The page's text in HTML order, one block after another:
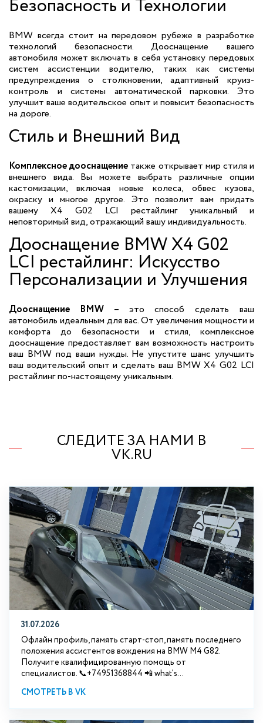
Безопасность и Технологии
BMW всегда стоит на передовом рубеже в разработке
технологий безопасности. Дооснащение вашего
автомобиля может включать в себя установку передовых
систем ассистенции водителю, таких как системы
предупреждения о столкновении, адаптивный круиз-
контроль и системы автоматической парковки. Это
улучшит ваше водительское опыт и повысит безопасность
на дороге.
Стиль и Внешний Вид
Комплексное дооснащение также открывает мир стиля и
внешнего вида. Вы можете выбрать различные опции
кастомизации, включая новые колеса, обвес кузова,
окраску и многое другое. Это позволит вам придать
вашему X4 G02 LCI рестайлинг уникальный и
неповторимый вид, отражающий вашу индивидуальность.
Дооснащение BMW X4 G02
LCI рестайлинг: Искусство
Персонализации и Улучшения
Дооснащение BMW– это способ сделать ваш
автомобиль идеальным для вас. От увеличения мощности и
комфорта до безопасности и стиля, комплексное
дооснащение предоставляет вам возможность настроить
ваш BMW под ваши нужды. Не упустите шанс улучшить
ваш водительский опыт и сделать ваш BMW X4 G02 LCI
рестайлинг по-настоящему уникальным.
СЛЕДИТЕ ЗА НАМИ В
VK.RU
31.07.2026
Офлайн профиль, память старт-стоп, память последнего
положения ассистентов вождения на BMW М4 G82.
Получите квалифицированную помощь от
специалистов. 📞+74951368844 📲 what's...
СМОТРЕТЬ В VK